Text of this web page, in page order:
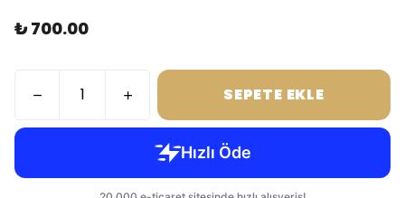
₺ 700.00
SEPETE EKLE